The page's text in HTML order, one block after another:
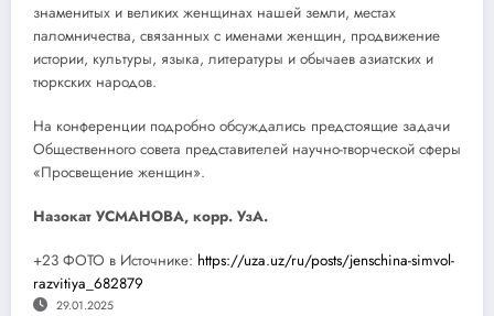
знаменитых и великих женщинах нашей земли, местах
паломничества, связанных с именами женщин, продвижение
истории, культуры, языка, литературы и обычаев азиатских и
тюркских народов.
На конференции подробно обсуждались предстоящие задачи
Общественного совета представителей научно-творческой сферы
«Просвещение женщин».
Назокат УСМАНОВА, корр. УзА.
+23 ФОТО в Источнике: https://uza.uz/ru/posts/jenschina-simvol-
razvitiya_682879
29.01.2025